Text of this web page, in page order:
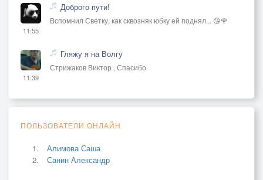
11:55
Доброго пути!
Вспомнил Светку, как сквозняк юбку ей поднял... 😘🌹
11:39
Гляжу я на Волгу
Стрижаков Виктор , Спасибо
ПОЛЬЗОВАТЕЛИ ОНЛАЙН
Алимова Саша
Санин Александр